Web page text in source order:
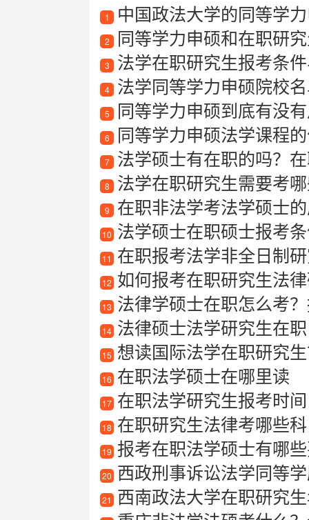
1 中国政法大学的同等学
2 同等学力申硕和在职研
3 法学在职研究生报考条
4 法学同等学力申硕院校
5 同等学力申硕到底有没
6 同等学力申硕法学课程
7 法学硕士有在职的吗？
8 法学在职研究生需要考
9 在职非法学考法学硕士
10 法学硕士在职硕士报考
11 在职报考法学非全日制
12 如何报考在职研究生法
13 法律学硕士在职怎么考
14 法律硕士法学研究生在职
15 想读国际法学在职研究生
16 在职法学硕士在哪里读
17 在职法学研究生报考时间
18 在职研究生法律考哪些
19 报考在职法学硕士有哪
20 西政刑事诉讼法学同等
21 西南政法大学在职研究